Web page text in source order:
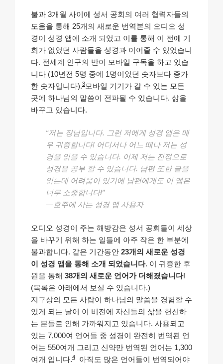
불과 3개월 사이에 성서 공회의 여러 협력자들의
도움을 통해 25개의 새로운 번역본의 오디오 성
경이 성경 앱에 소개 되었고 이를 통해 이 전에 기
회가 없었던 사람들을 성경과 이어줄 수 있었습니
다. 전세계 인구의 반이 모바일 구독을 하고 있습
니다 (10년전 5명 중에 1명이었던 숫자보다 증가
한 숫자입니다).3모바일 기기가 갈 수 있는 모든
곳에 하나님의 말씀이 전파될 수 있습니다. 삶을
바꾸고 있습니다.
“저는 장님입니다. 그런 저에게 성경 앱은 매
우 귀중합니다! 어디서나 어느 때나 저는 성
경을 읽을 수 있습니다. 이제 저는 진정으로
성경을 공부 할 수 있습니다. 남편 또한 글을
읽는데 어려움이 있기에 남편에게도 이 앱은
너무 소중합니다!”
—호주에 사는 성경 앱 사용자
오디오 성경이 주는 해방감은 성서 공회들이 세상
을 바꾸기 위해 하는 일들에 아주 작은 한 부분에
불과합니다. 같은 기간동안 23개의 새로운 성경
이 성경 앱을 통해 소개 되었습니다. 이 귀중한 후
원을 통해 38개의 새로운 언어가 더해졌습니다!
(목록은 아래에서 보실 수 있습니다.)
지구상의 모든 사람이 하나님의 말씀을 경험할 수
있게 되는 날이 이 비전에 자신들의 삶을 헌신하
는 분들로 인해 가까워지고 있습니다. 사용되고
있는 7,000여 언어들 중 성경이 완전히 번역된 언
어는 550여개 그리고 신약만 번역된 언어는 1,300
여개 입니다.4
아직도 많은 언어들이 번역되어야